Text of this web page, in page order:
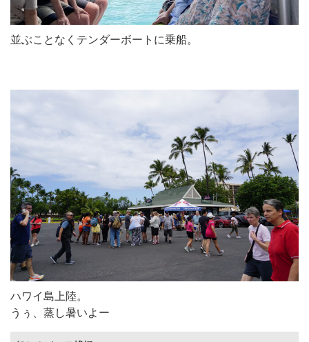
並ぶことなくテンダーボートに乗船。
ハワイ島上陸。
うぅ、蒸し暑いよー